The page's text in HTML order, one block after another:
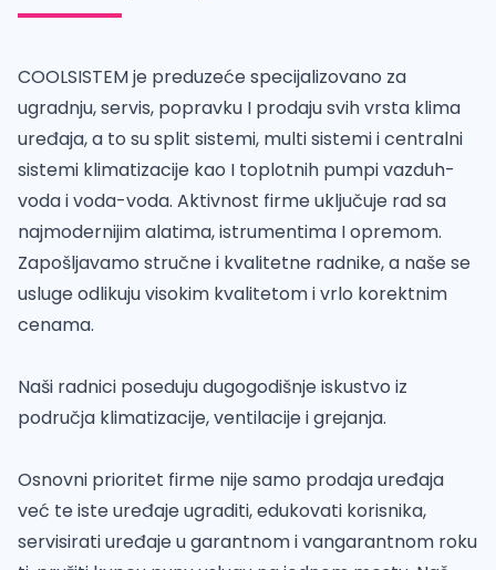
COOLSISTEM je preduzeće specijalizovano za
ugradnju, servis, popravku I prodaju svih vrsta klima
uređaja, a to su split sistemi, multi sistemi i centralni
sistemi klimatizacije kao I toplotnih pumpi vazduh-
voda i voda-voda. Aktivnost firme uključuje rad sa
najmodernijim alatima, istrumentima I opremom.
Zapošljavamo stručne i kvalitetne radnike, a naše se
usluge odlikuju visokim kvalitetom i vrlo korektnim
cenama.
Naši radnici poseduju dugogodišnje iskustvo iz
područja klimatizacije, ventilacije i grejanja.
Osnovni prioritet firme nije samo prodaja uređaja
već te iste uređaje ugraditi, edukovati korisnika,
servisirati uređaje u garantnom i vangarantnom roku